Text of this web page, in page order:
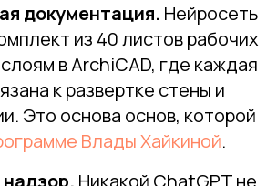
документация. Нейросеть
из 40 листов рабочих
в ArchiCAD, где каждая
к развертке стены и
Это основа основ, которой
Влады Хайкиной.
Никакой ChatGPT не